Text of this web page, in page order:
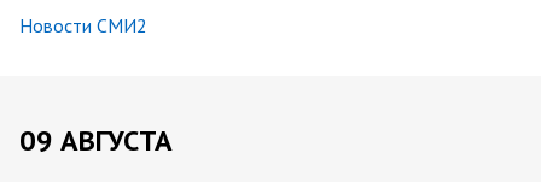
Новости СМИ2
09 АВГУСТА